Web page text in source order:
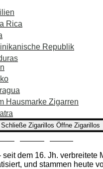
Rica
Republik
Hausmarke Zigarren
Schließe Zigarillos Öffne Zigarillos
dem 16. Jh. verbreitete
und stammen heute